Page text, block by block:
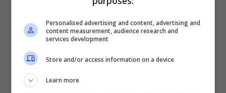
Però ce n’è una perfetta per decorare gli
interni ma che è ancora più in grado di fornire
crescita, equilibrio e protezione a chi abita la
casa. Si tratta del Potus, il cui nome
scientifico è
anche popolarmente conosciuta come edera
Personalised advertising and content, advertising and
content measurement, audience research and
services development
Store and/or access information on a device
Learn more